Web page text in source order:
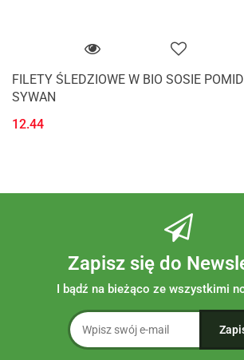
FILETY ŚLEDZIOWE W BIO SOSIE
SYWAN
12.44
Zapisz się do
I bądź na bieżąco ze wszystkimi